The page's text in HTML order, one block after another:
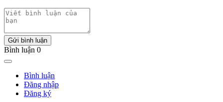
Gửi bình luận
Bình luận 0
Bình luận
Đăng nhập
Đăng ký